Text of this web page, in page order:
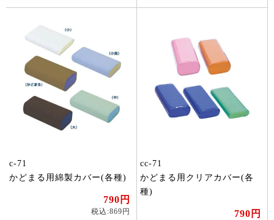
c-71
かどまる用綿製カバー(各種)
790円
税込:869円
cc-71
かどまる用クリアカバー(各
種)
790円